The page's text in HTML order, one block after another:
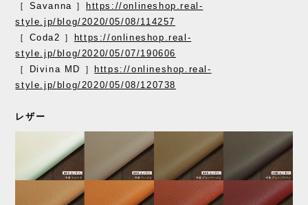
［ Savanna ］
https://onlineshop.real-
style.jp/blog/2020/05/08/114257
［ Coda2 ］
https://onlineshop.real-
style.jp/blog/2020/05/07/190606
［ Divina MD ］
https://onlineshop.real-
style.jp/blog/2020/05/08/120738
レザー